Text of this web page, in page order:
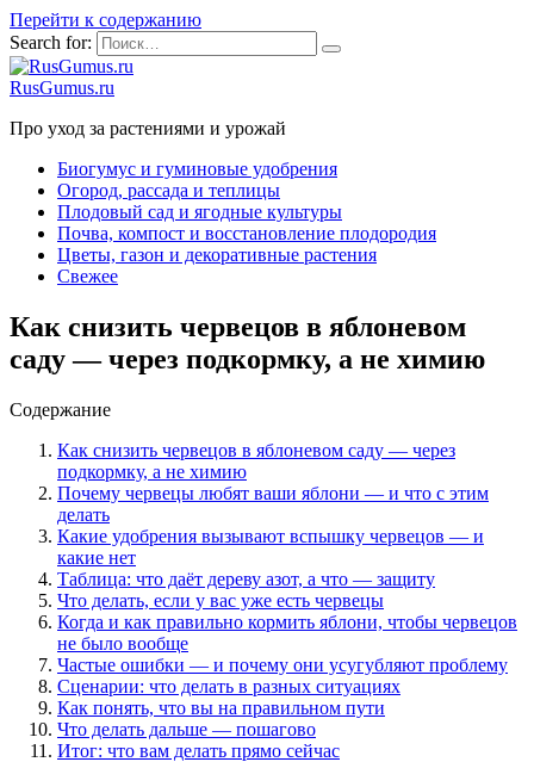
Перейти к содержанию
Search for:
RusGumus.ru
Про уход за растениями и урожай
Биогумус и гуминовые удобрения
Огород, рассада и теплицы
Плодовый сад и ягодные культуры
Почва, компост и восстановление плодородия
Цветы, газон и декоративные растения
Свежее
Как снизить червецов в яблоневом
саду — через подкормку, а не химию
Содержание
Как снизить червецов в яблоневом саду — через
подкормку, а не химию
Почему червецы любят ваши яблони — и что с этим
делать
Какие удобрения вызывают вспышку червецов — и
какие нет
Таблица: что даёт дереву азот, а что — защиту
Что делать, если у вас уже есть червецы
Когда и как правильно кормить яблони, чтобы червецов
не было вообще
Частые ошибки — и почему они усугубляют проблему
Сценарии: что делать в разных ситуациях
Как понять, что вы на правильном пути
Что делать дальше — пошагово
Итог: что вам делать прямо сейчас